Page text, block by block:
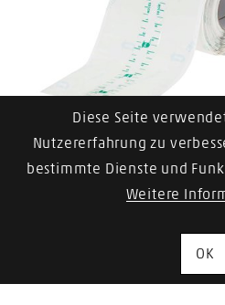
3M Tegaderm Roll
Diese Seite
Nutzererfahrung zu
bestimmte Dienste und
Weitere
OK